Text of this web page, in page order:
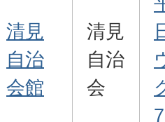
清見
自治
会館
清見
自治
会